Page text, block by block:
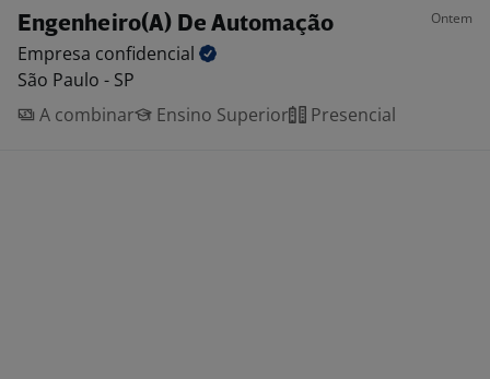
Engenheiro(A) De Automação Ontem
Empresa confidencial
São Paulo - SP
A combinar
Ensino Superior Presencial